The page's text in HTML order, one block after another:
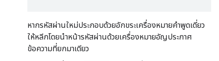
หากรหัสผ่านใหม่ประกอบด้วยอักขระเครื่องหมายคำพูดเดี่ยว
ให้หลีกโดยนำหน้ารหัสผ่านด้วยเครื่องหมายอัญประกาศ
ข้อความที่ยกมาเดียว